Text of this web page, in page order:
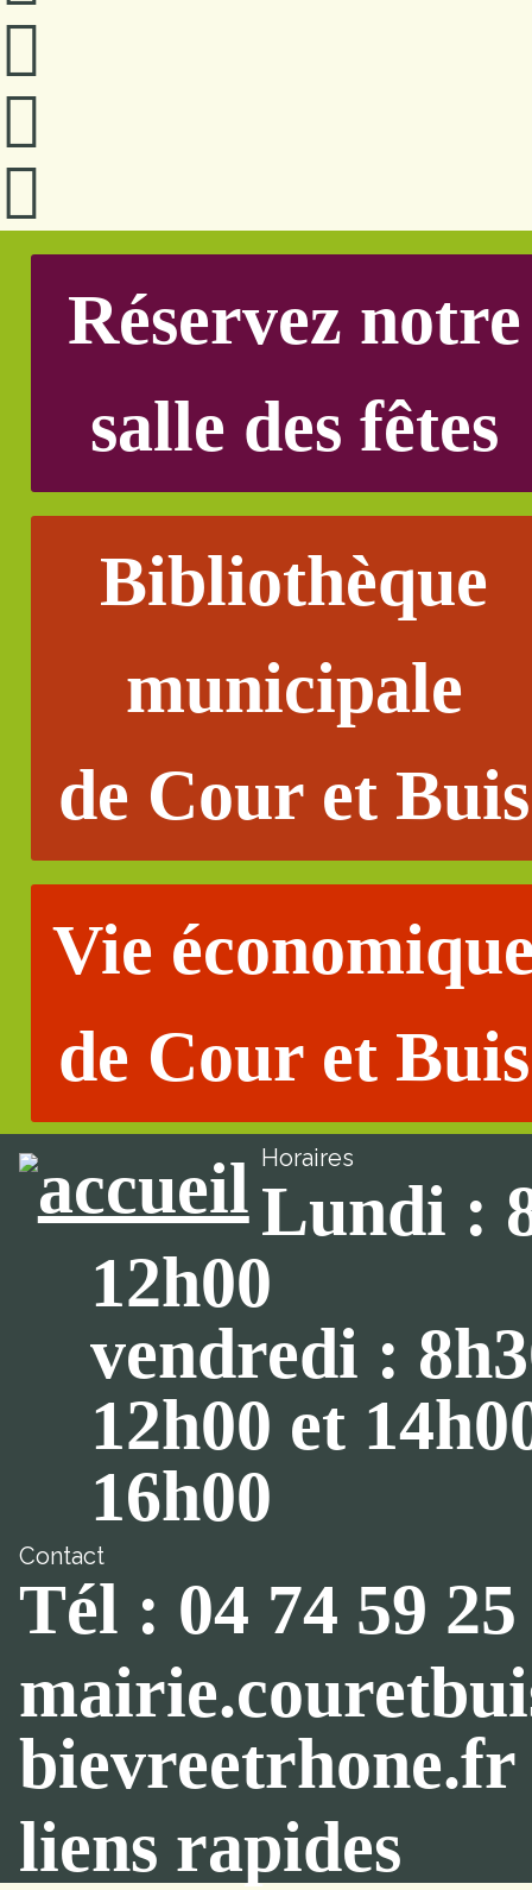
Réservez notre
salle des fêtes
Bibliothèque
municipale
de Cour et Buis
Vie
de Cour et Buis
Horaires
Lundi :
12h00
vendredi :
12h00 et
16h00
Contact
Tél : 04 74 59 25
bievreetrhone.fr
liens rapides